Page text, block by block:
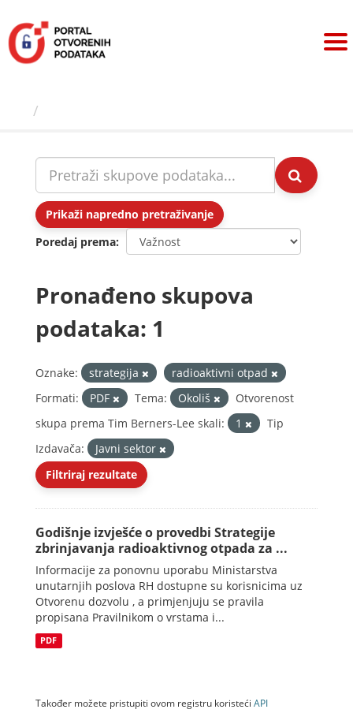
sadržaj
Prikaži napredno pretraživanje
Poredaj prema
Pronađeno skupova
podataka: 1
Oznake: strategija
radioaktivni otpad
Formati:
PDF Tema: Okoliš
Otvorenost
skupa prema Tim Berners-Lee skali:
1
Tip
Izdavača:
Javni sektor
Filtriraj rezultate
Godišnje izvješće o provedbi Strategije
zbrinjavanja radioaktivnog otpada za ...
Informacije za ponovnu uporabu Ministarstva
unutarnjih poslova RH dostupne su korisnicima uz
Otvorenu dozvolu , a primjenjuju se pravila
propisana Pravilnikom o vrstama i...
PDF
Također možete pristupiti ovom registru koristeći API